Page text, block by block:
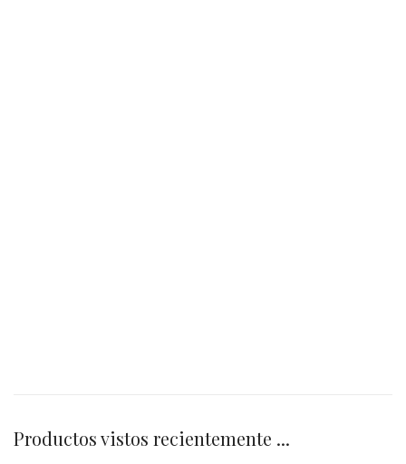
Productos vistos recientemente ...